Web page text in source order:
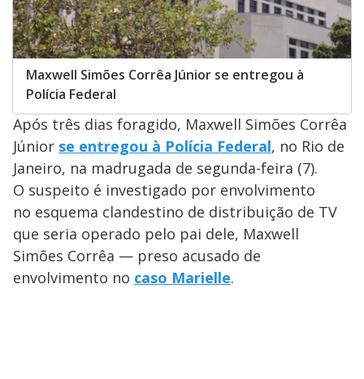
Maxwell Simões Corrêa Júnior se entregou à
Polícia Federal
Após três dias foragido, Maxwell Simões Corrêa
Júnior se entregou à Polícia Federal, no Rio de
Janeiro, na madrugada de segunda-feira (7).
O suspeito é investigado por envolvimento
no esquema clandestino de distribuição de TV
que seria operado pelo pai dele, Maxwell
Simões Corrêa — preso acusado de
envolvimento no caso Marielle.